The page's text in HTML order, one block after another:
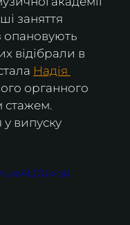
заняття
опановують
відібрали в
Надія
органного
стажем.
випуску
qU